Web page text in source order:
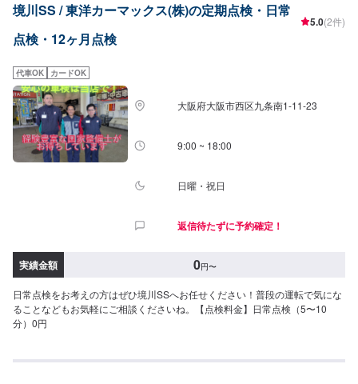
境川SS / 東洋カーマックス(株)の定期点検・日常
点検・12ヶ月点検
5.0(2件)
代車OK カードOK
大阪府大阪市西区九条南1-11-23
9:00 ~ 18:00
日曜・祝日
返信待たずに予約確定！
実績金額 0円〜
日常点検をお考えの方はぜひ境川SSへお任せください！普段の運転で気にな
ることなどもお気軽にご相談くださいね。【点検料金】日常点検（5〜10
分）0円